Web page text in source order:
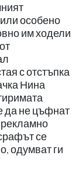
особено
им ходели
с отстъпка
Нина
да не цъфнат
рекламно
се
одумват ги